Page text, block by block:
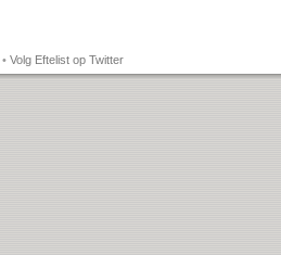
• Volg Eftelist op Twitter